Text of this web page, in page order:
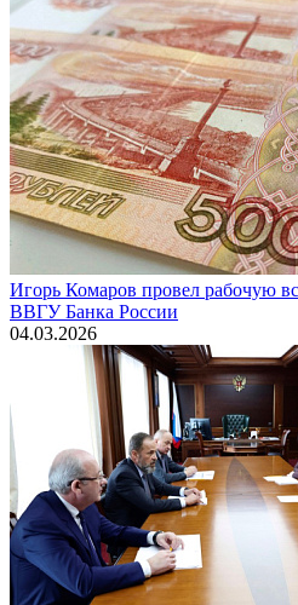
Игорь Комаров провел рабочую
ВВГУ Банка России
04.03.2026